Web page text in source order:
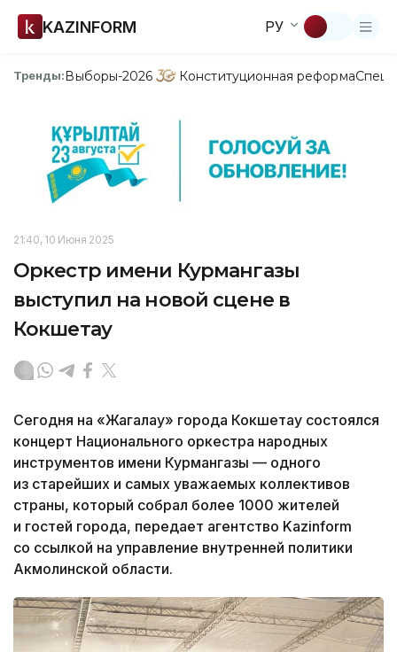
KAZINFORM РУ
Тренды:Выборы-2026 Конституционная реформа
21:40, 10 Июня 2025
Оркестр имени Курмангазы
выступил на новой сцене в
Кокшетау
Сегодня на «Жагалау» города Кокшетау состоялся
концерт Национального оркестра народных
инструментов имени Курмангазы — одного
из старейших и самых уважаемых коллективов
страны, который собрал более 1000 жителей
и гостей города, передает агентство Kazinform
со ссылкой на управление внутренней политики
Акмолинской области.